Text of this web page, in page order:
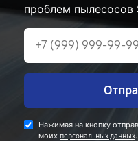
проблем пылесосов
Нажимая на кнопку
моих персональных данных.